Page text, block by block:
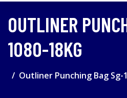
OUTLINER
1080-18KG
Outliner Punching Bag Sg-